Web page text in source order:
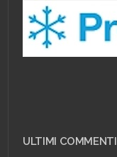
ULTIMI COMMENTI